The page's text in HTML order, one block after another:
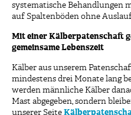
systematische Behandlungen
auf Spaltenböden ohne
Mit einer Kälberpatenschaft
gemeinsame Lebenszeit
Kälber aus unserem
mindestens drei Monate lang
werden männliche Kälber
Mast abgegeben, sondern
unserer Seite